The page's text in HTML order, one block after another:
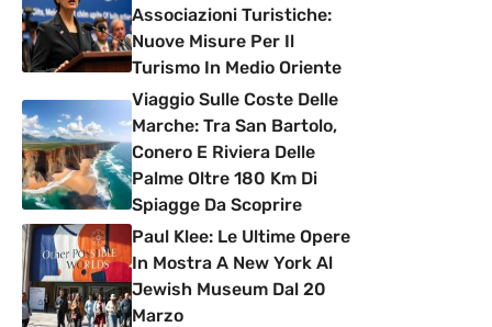
Associazioni Turistiche:
Nuove Misure Per Il
Turismo In Medio Oriente
Viaggio Sulle Coste Delle
Marche: Tra San Bartolo,
Conero E Riviera Delle
Palme Oltre 180 Km Di
Spiagge Da Scoprire
Paul Klee: Le Ultime Opere
In Mostra A New York Al
Jewish Museum Dal 20
Marzo